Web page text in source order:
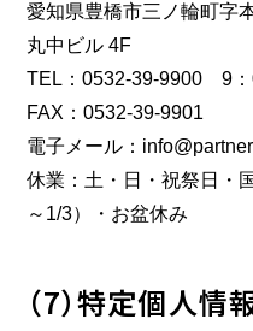
愛知県豊橋市三ノ輪町字
丸中ビル 4F
TEL：0532-39-9900 9：
FAX：0532-39-9901
電子メール：
休業：土・日・祝祭日・
～1/3）・お盆休み
（7）特定個人